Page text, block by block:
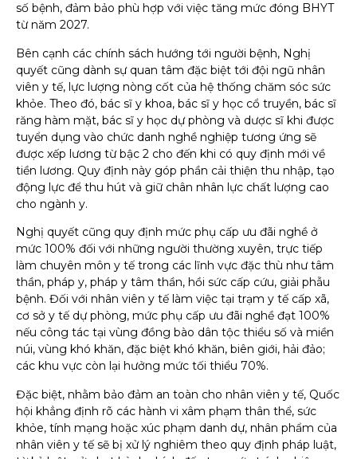
số bệnh, đảm bảo phù hợp với việc tăng mức đóng BHYT
từ năm 2027.
Bên cạnh các chính sách hướng tới người bệnh, Nghị
quyết cũng dành sự quan tâm đặc biệt tới đội ngũ nhân
viên y tế, lực lượng nòng cốt của hệ thống chăm sóc sức
khỏe. Theo đó, bác sĩ y khoa, bác sĩ y học cổ truyền, bác sĩ
răng hàm mặt, bác sĩ y học dự phòng và dược sĩ khi được
tuyển dụng vào chức danh nghề nghiệp tương ứng sẽ
được xếp lương từ bậc 2 cho đến khi có quy định mới về
tiền lương. Quy định này góp phần cải thiện thu nhập, tạo
động lực để thu hút và giữ chân nhân lực chất lượng cao
cho ngành y.
Nghị quyết cũng quy định mức phụ cấp ưu đãi nghề ở
mức 100% đối với những người thường xuyên, trực tiếp
làm chuyên môn y tế trong các lĩnh vực đặc thù như tâm
thần, pháp y, pháp y tâm thần, hồi sức cấp cứu, giải phẫu
bệnh. Đối với nhân viên y tế làm việc tại trạm y tế cấp xã,
cơ sở y tế dự phòng, mức phụ cấp ưu đãi nghề đạt 100%
nếu công tác tại vùng đồng bào dân tộc thiểu số và miền
núi, vùng khó khăn, đặc biệt khó khăn, biên giới, hải đảo;
các khu vực còn lại hưởng mức tối thiểu 70%.
Đặc biệt, nhằm bảo đảm an toàn cho nhân viên y tế, Quốc
hội khẳng định rõ các hành vi xâm phạm thân thể, sức
khỏe, tính mạng hoặc xúc phạm danh dự, nhân phẩm của
nhân viên y tế sẽ bị xử lý nghiêm theo quy định pháp luật,